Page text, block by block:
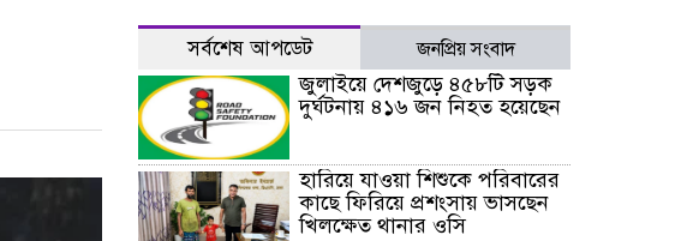
সর্বশেষ আপডেট জনপ্রিয় সংবাদ
জুলাইয়ে দেশজুড়ে ৪৫৮টি সড়ক
দুর্ঘটনায় ৪১৬ জন নিহত হয়েছেন
হারিয়ে যাওয়া শিশুকে পরিবারের
কাছে ফিরিয়ে প্রশংসায় ভাসছেন
খিলক্ষেত থানার ওসি